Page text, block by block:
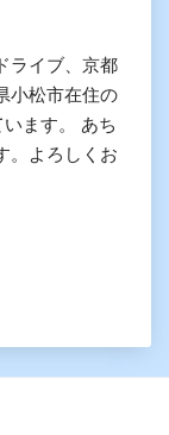
ライブ、京都
小松市在住の
ます。 あち
。よろしくお